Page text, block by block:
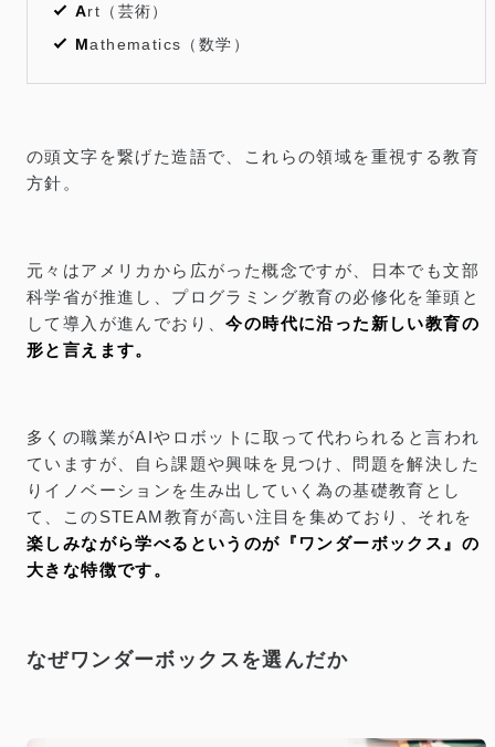
Art（芸術）
Mathematics（数学）
の頭文字を繋げた造語で、これらの領域を重視する教育
方針。
元々はアメリカから広がった概念ですが、日本でも文部
科学省が推進し、プログラミング教育の必修化を筆頭と
して導入が進んでおり、今の時代に沿った新しい教育の
形と言えます。
多くの職業がAIやロボットに取って代わられると言われ
ていますが、自ら課題や興味を見つけ、問題を解決した
りイノベーションを生み出していく為の基礎教育とし
て、このSTEAM教育が高い注目を集めており、それを
楽しみながら学べるというのが『ワンダーボックス』の
大きな特徴です。
なぜワンダーボックスを選んだか